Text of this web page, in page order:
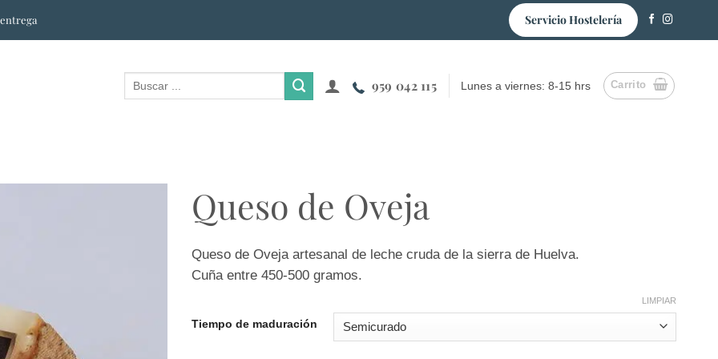
Servicio Hostelería
959 042 115 Lunes a viernes: 8-15 hrs Carrito
Queso de Oveja
Queso de Oveja artesanal de leche cruda de la sierra de Huelva.
Cuña entre 450-500 gramos.
Tiempo de maduración
LIMPIAR